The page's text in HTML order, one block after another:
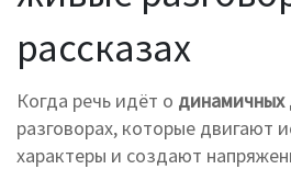
рассказах
Когда речь идёт о динамичных
разговорах, которые двигают
характеры и создают